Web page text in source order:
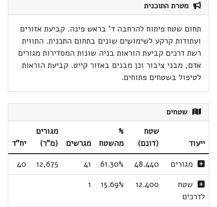
מטרת התוכנית
תחום שטח פיתוח להרחבה ד' בראש פינה. קביעת אזורים
ועתודות קרקע לשימושים שונים בתחום התכנית. התווית
רשת דרכים קביעת הוראות בניה שונות המסדירות מגורים
אדם, מבני ציבור וכן מבנים באזור קייט. קביעת הוראות
לטיפול בשטחים פתוחים.
שטחים
ייעוד
שטח
(דונם)
%
מהשטח
מגרשים
מגורים
(מ"ר)
יח"ד
מגורים
48.440
61.30%
41
12,675
40
שטח
לדרכים
12.400
15.69%
1